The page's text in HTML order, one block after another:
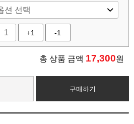
+1 -1
총 상품 금액 17,300원
구매하기